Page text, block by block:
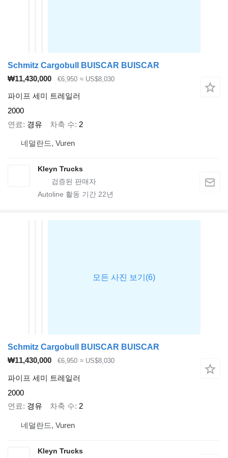
Schmitz Cargobull BUISCAR BUISCAR
₩11,430,000
€6,950 ≈ US$8,030
파이프 세미 트레일러
2000
연료
경유 차축 수 2
네덜란드, Vuren
Kleyn Trucks
Autoline 활동 기간 22년
Schmitz Cargobull BUISCAR BUISCAR
₩11,430,000
€6,950 ≈ US$8,030
파이프 세미 트레일러
2000
연료
경유 차축 수 2
네덜란드, Vuren
Kleyn Trucks